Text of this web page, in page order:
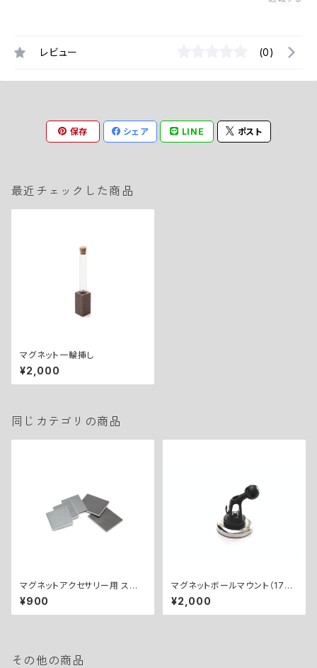
レビュー (0)
保存 シェア LINE ポスト
最近チェックした商品
マグネット一輪挿し
¥2,000
同じカテゴリの商品
マグネットアクセサリー用 スチ
ールプレートセット
¥900
マグネットボールマウント（17m
m）
¥2,000
その他の商品